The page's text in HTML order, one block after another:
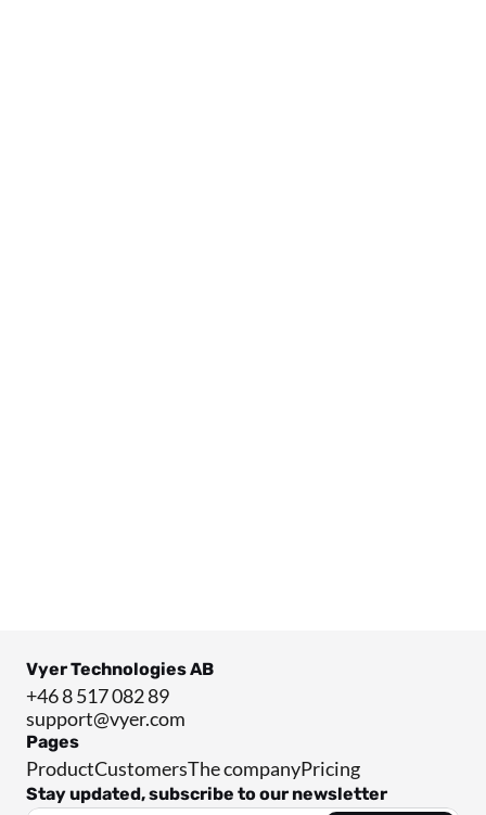
Vyer Technologies AB
+46 8 517 082 89
support@vyer.com
Pages
ProductCustomersThe companyPricing
Stay updated, subscribe to our newsletter